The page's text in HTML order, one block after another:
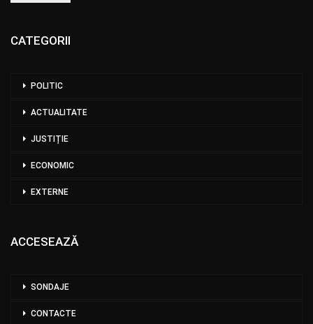
CATEGORII
POLITIC
ACTUALITATE
JUSTIȚIE
ECONOMIC
EXTERNE
ACCESEAZĂ
SONDAJE
CONTACTE